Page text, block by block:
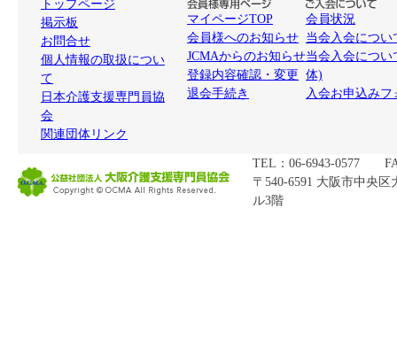
トップページ
掲示板
お問合せ
個人情報の取扱につい
て
日本介護支援専門員協
会
関連団体リンク
マイページTOP
会員様へのお知らせ
JCMAからのお知らせ
登録内容確認・変更
退会手続き
会員状況
当会入会につい
当会入会につい
体)
入会お申込みフ
TEL：06-6943-0577
〒540-6591 大阪市中央
ル3階